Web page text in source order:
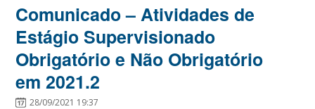
Comunicado – Atividades de
Estágio Supervisionado
Obrigatório e Não Obrigatório
em 2021.2
28/09/2021 19:37